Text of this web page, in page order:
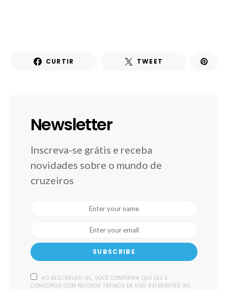
CURTIR TWEET
Newsletter
Inscreva-se grátis e receba
novidades sobre o mundo de
cruzeiros
SUBSCRIBE
AO INSCREVER-SE, VOCÊ CONFIRMA QUE LEU E
CONCORDA COM NOSSOS TERMOS DE USO REFERENTES AO